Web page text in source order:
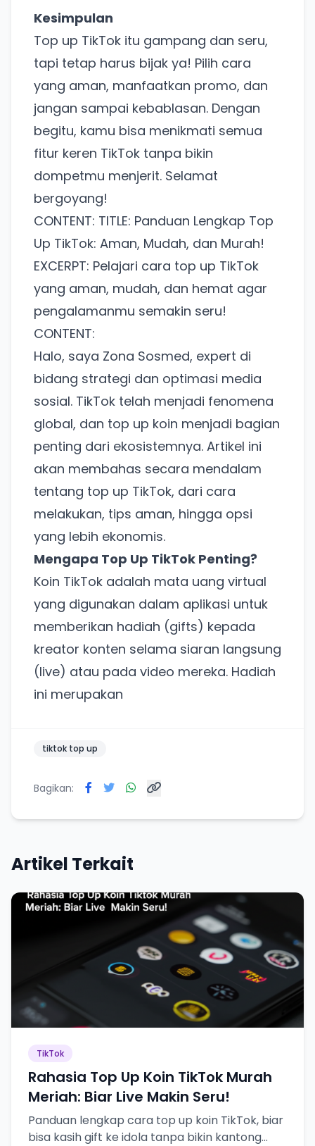
Kesimpulan
Top up TikTok itu gampang dan seru,
tapi tetap harus bijak ya! Pilih cara
yang aman, manfaatkan promo, dan
jangan sampai kebablasan. Dengan
begitu, kamu bisa menikmati semua
fitur keren TikTok tanpa bikin
dompetmu menjerit. Selamat
bergoyang!
CONTENT: TITLE: Panduan Lengkap Top
Up TikTok: Aman, Mudah, dan Murah!
EXCERPT: Pelajari cara top up TikTok
yang aman, mudah, dan hemat agar
pengalamanmu semakin seru!
CONTENT:
Halo, saya Zona Sosmed, expert di
bidang strategi dan optimasi media
sosial. TikTok telah menjadi fenomena
global, dan top up koin menjadi bagian
penting dari ekosistemnya. Artikel ini
akan membahas secara mendalam
tentang top up TikTok, dari cara
melakukan, tips aman, hingga opsi
yang lebih ekonomis.
Mengapa Top Up TikTok Penting?
Koin TikTok adalah mata uang virtual
yang digunakan dalam aplikasi untuk
memberikan hadiah (gifts) kepada
kreator konten selama siaran langsung
(live) atau pada video mereka. Hadiah
ini merupakan
tiktok top up
Bagikan:
Artikel Terkait
TikTok
Rahasia Top Up Koin TikTok Murah
Meriah: Biar Live Makin Seru!
Panduan lengkap cara top up koin TikTok, biar
bisa kasih gift ke idola tanpa bikin kantong
Ada Website Baru!
Khusus untuk kamu yang mau coba
Punya website SMM baru nih! Coba BulkFame
untuk pengalaman lebih baik.
Tanpa daftar ulang, gratis dicoba. Kamu tetap bisa
pakai Zona Sosmed kapan saja.
Coba BulkFame
Lain kali saja